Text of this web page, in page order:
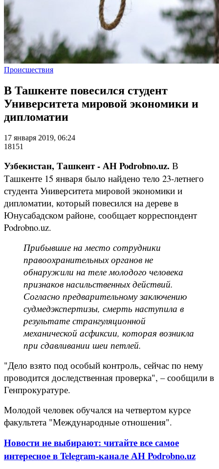
Происшествия
В Ташкенте повесился студент
Университета мировой экономики и
дипломатии
17 января 2019, 06:24
18151
Узбекистан, Ташкент - АН Podrobno.uz. В
Ташкенте 15 января было найдено тело 23-летнего
студента Университета мировой экономики и
дипломатии, который повесился на дереве в
Юнусабадском районе, сообщает корреспондент
Podrobno.uz.
Прибывшие на место сотрудники
правоохранительных органов не
обнаружили на теле молодого человека
признаков насильственных действий.
Согласно предварительному заключению
судмедэкспертизы, смерть наступила в
результате странгуляционной
механической асфиксии, которая возникла
при сдавливании шеи петлей.
"Дело взято под особый контроль, сейчас по нему
проводится доследственная проверка", – сообщили в
Генпрокуратуре.
Молодой человек обучался на четвертом курсе
факультета "Международные отношения".
Новости не выбирают: читайте все самое
интересное в Telegram-канале АН Podrobno.uz